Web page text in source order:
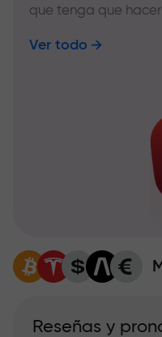
que tenga que
Ver todo
Reseñas y